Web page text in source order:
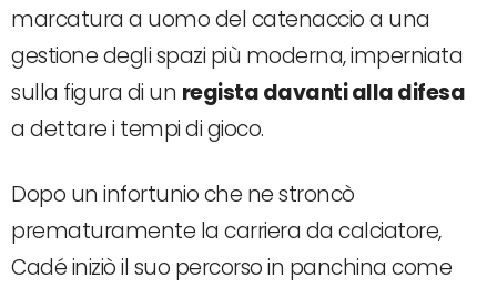
marcatura a uomo del catenaccio a una
gestione degli spazi più moderna, imperniata
sulla figura di un regista davanti alla difesa
a dettare i tempi di gioco.
Dopo un infortunio che ne stroncò
prematuramente la carriera da calciatore,
Cadé iniziò il suo percorso in panchina come